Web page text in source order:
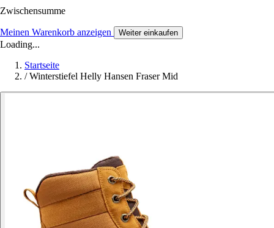
Zwischensumme
Meinen Warenkorb anzeigen Weiter einkaufen
Loading...
Startseite
/ Winterstiefel Helly Hansen Fraser Mid